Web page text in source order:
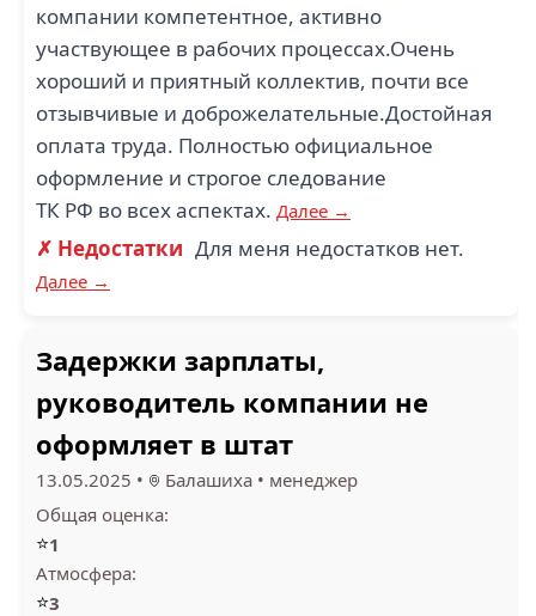
компании компетентное, активно
участвующее в рабочих процессах.Очень
хороший и приятный коллектив, почти все
отзывчивые и доброжелательные.Достойная
оплата труда. Полностью официальное
оформление и строгое следование
ТК РФ во всех аспектах. Далее →
✗ Недостатки Для меня недостатков нет.
Далее →
Задержки зарплаты,
руководитель компании не
оформляет в штат
13.05.2025 • Балашиха • менеджер
Общая оценка:
⭐1
Атмосфера:
⭐3